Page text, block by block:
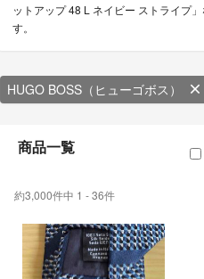
ットアップ 48 L ネイビー ストライプ
す。
HUGO BOSS（ヒューゴボス）
商品一覧
約3,000件中 1 - 36件